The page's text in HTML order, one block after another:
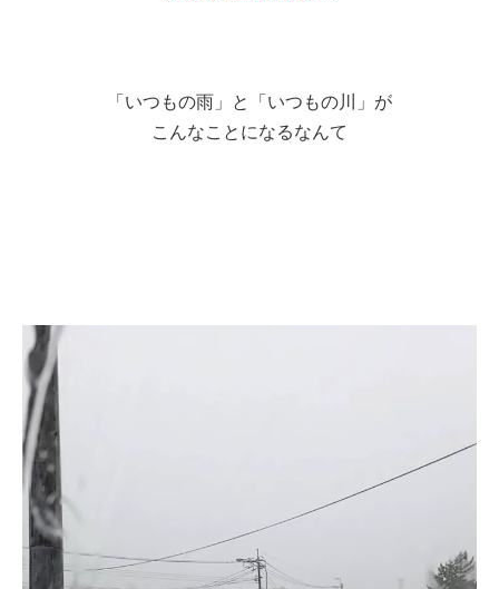
「いつもの雨」と「いつもの川」が
こんなことになるなんて